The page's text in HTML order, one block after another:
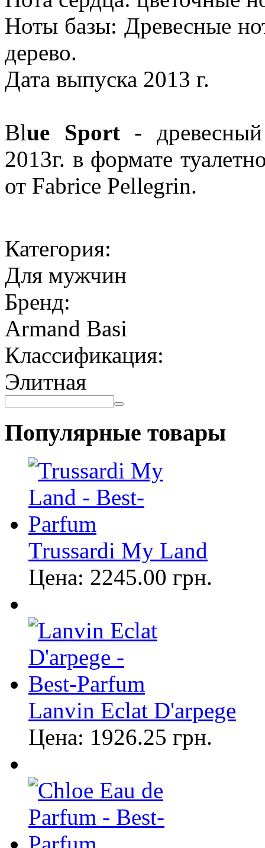
Ноты базы: Древесные
дерево.
Дата выпуска 2013 г.
Blue Sport-
2013г. в формате
от Fabrice Pellegrin.
Категория:
Для мужчин
Бренд:
Armand Basi
Классификация:
Элитная
Популярные товары
Trussardi My Land
Цена: 2245.00 грн.
Lanvin Eclat D'arpege
Цена: 1926.25 грн.